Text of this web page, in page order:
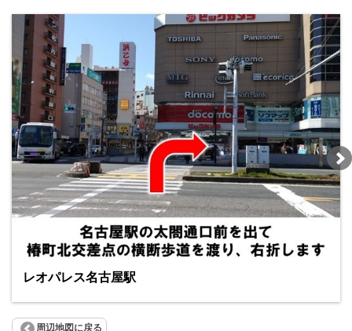
レオパレス名古屋駅
周辺地図に戻る